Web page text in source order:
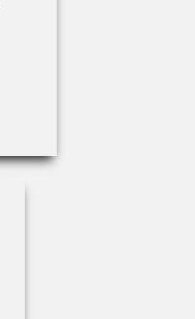
€
2910 P08 64x45 mm